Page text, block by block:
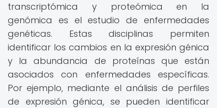
transcriptómica y proteómica en la
genómica es el estudio de enfermedades
genéticas. Estas disciplinas permiten
identificar los cambios en la expresión génica
y la abundancia de proteínas que están
asociados con enfermedades específicas.
Por ejemplo, mediante el análisis de perfiles
de expresión génica, se pueden identificar